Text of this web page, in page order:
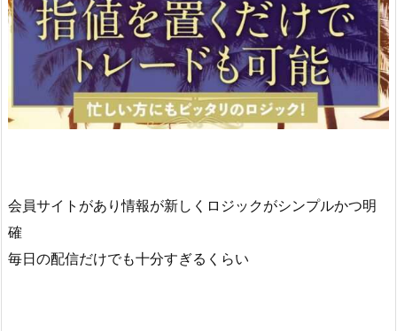
会員サイトがあり情報が新しくロジックがシンプルかつ明
確
毎日の配信だけでも十分すぎるくらい